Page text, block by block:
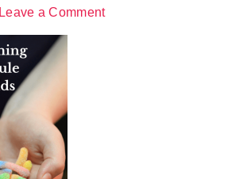
Leave a Comment